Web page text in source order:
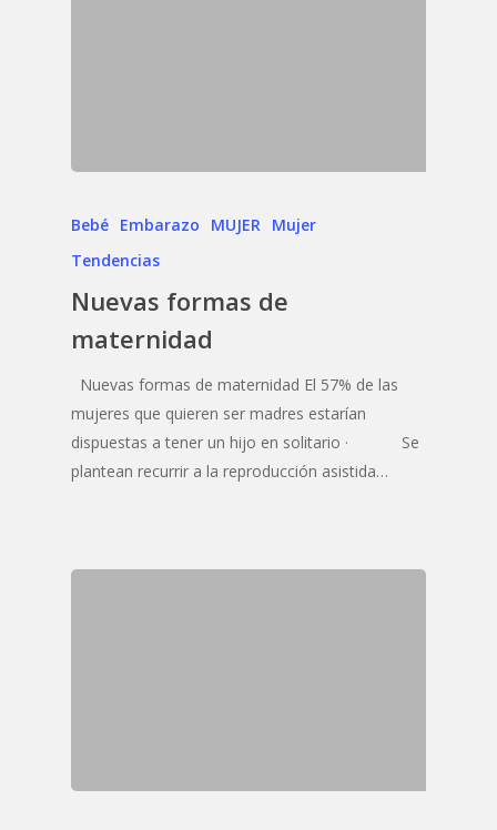
Bebé Embarazo MUJER Mujer
Tendencias
Nuevas formas de
maternidad
Nuevas formas de maternidad El 57% de las
mujeres que quieren ser madres estarían
dispuestas a tener un hijo en solitario · Se
plantean recurrir a la reproducción asistida…